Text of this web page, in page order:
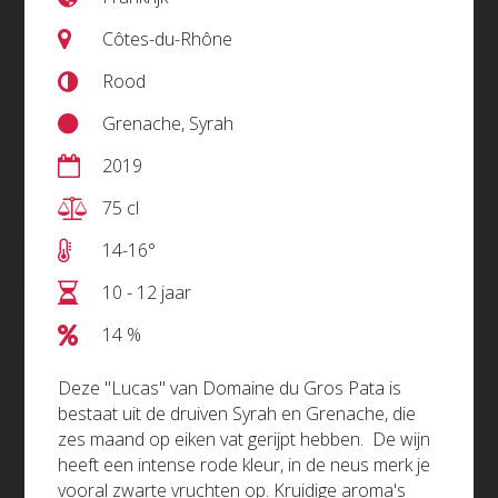
€20,25 (incl. btw)
Côtes-du-Rhône
Rood
Grenache, Syrah
2019
75 cl
14-16°
10 - 12 jaar
14 %
Deze "Lucas" van Domaine du Gros Pata is
bestaat uit de druiven Syrah en Grenache, die
zes maand op eiken vat gerijpt hebben. De wijn
heeft een intense rode kleur, in de neus merk je
vooral zwarte vruchten op. Kruidige aroma's